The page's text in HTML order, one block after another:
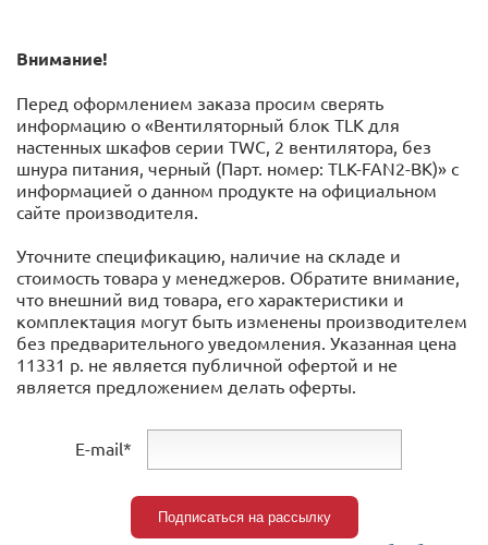
Внимание!
Перед оформлением заказа просим сверять
информацию о «Вентиляторный блок TLK для
настенных шкафов серии TWC, 2 вентилятора, без
шнура питания, черный (Парт. номер: TLK-FAN2-BK)» с
информацией o данном продукте на официальном
сайте производителя.
Уточните спецификацию, наличие на складе и
стоимость товара у менеджеров. Обратите внимание,
что внешний вид товара, его характеристики и
комплектация могут быть изменены производителем
без предварительного уведомления. Указанная цена
11331 р. не является публичной офертой и не
является предложением делать оферты.
E-mail*